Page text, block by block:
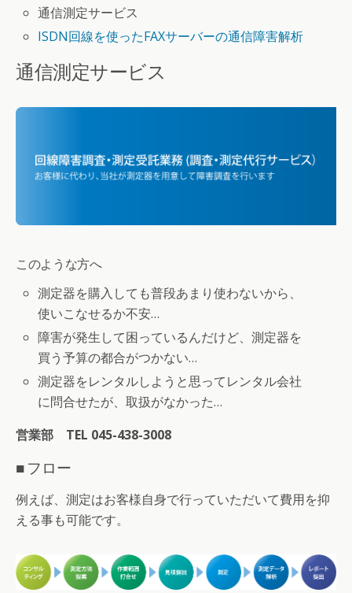
通信測定サービス
ISDN回線を使ったFAXサーバーの通信障害解析
通信測定サービス
このような方へ
測定器を購入しても普段あまり使わないから、
使いこなせるか不安…
障害が発生して困っているんだけど、測定器を
買う予算の都合がつかない…
測定器をレンタルしようと思ってレンタル会社
に問合せたが、取扱がなかった…
営業部 TEL 045-438-3008
■ フロー
例えば、測定はお客様自身で行っていただいて費用を抑
える事も可能です。